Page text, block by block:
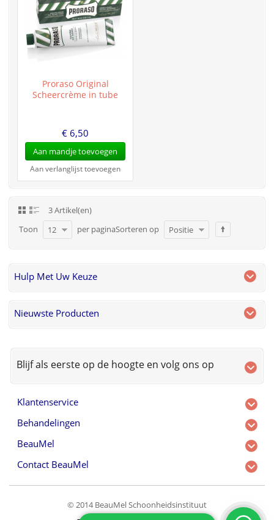
Proraso Original
Scheercrème in tube
€ 6,50
Aan mandje toevoegen
Aan verlanglijst toevoegen
3 Artikel(en)
Toon
12 per paginaSorteren op Positie
Hulp Met Uw Keuze
Nieuwste Producten
Blijf als eerste op de hoogte en volg ons op
Klantenservice
Behandelingen
BeauMel
Contact BeauMel
© 2014 BeauMel Schoonheidsinstituut